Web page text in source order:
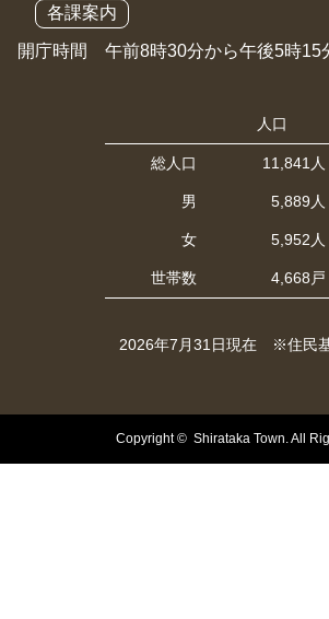
各課案内
開庁時間 午前8時30分から午後5時15
人口
総人口 11,841人
男 5,889人
女 5,952人
世帯数 4,668戸
2026年7月31日現在 ※住民基
Copyright © Shirataka Town. All